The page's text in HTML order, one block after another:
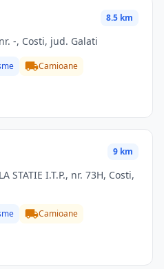
8.5 km
-, Costi, jud. Galati
Camioane
9 km
Camioane